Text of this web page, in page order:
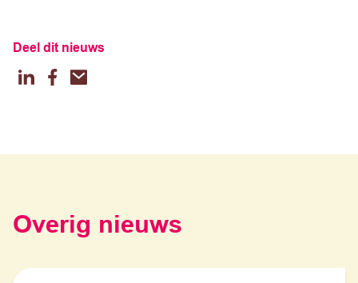
Deel dit nieuws
LinkedInFacebook
Email
Overig nieuws